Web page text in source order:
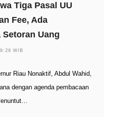
Tiga Pasal UU
Fee, Ada
Uang
WIB
Riau Nonaktif, Abdul Wahid,
dengan agenda pembacaan